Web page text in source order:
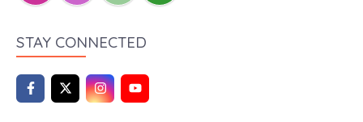
STAY CONNECTED